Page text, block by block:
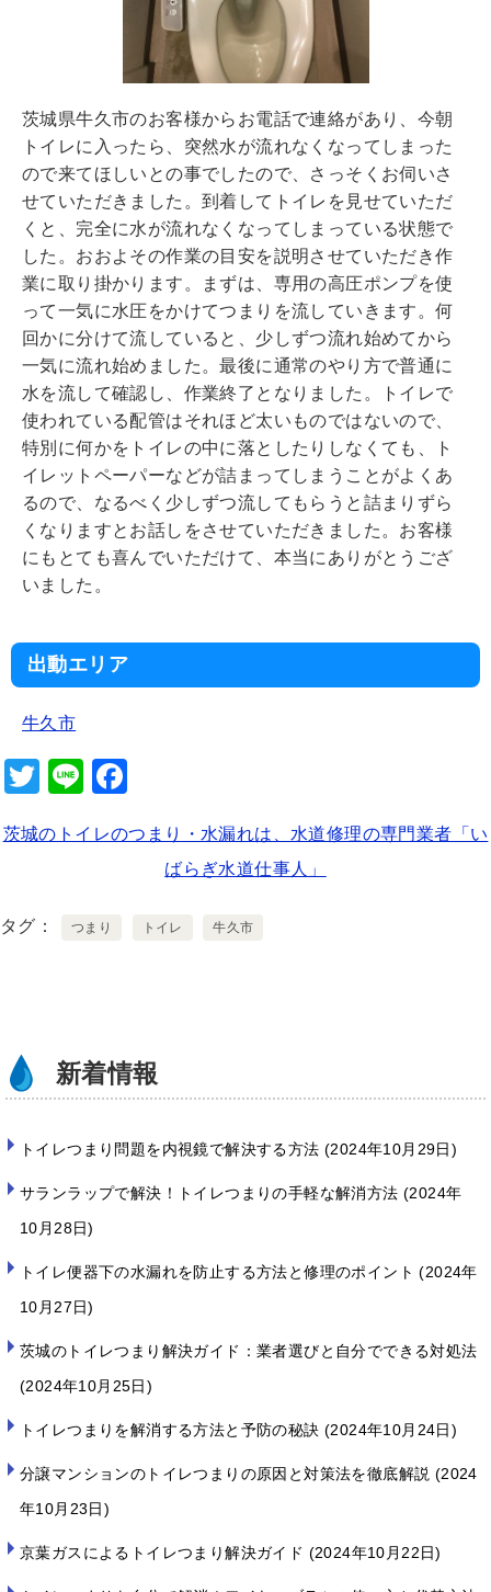
茨城県牛久市のお客様からお電話で連絡があり、今朝
トイレに入ったら、突然水が流れなくなってしまった
ので来てほしいとの事でしたので、さっそくお伺いさ
せていただきました。到着してトイレを見せていただ
くと、完全に水が流れなくなってしまっている状態で
した。おおよその作業の目安を説明させていただき作
業に取り掛かります。まずは、専用の高圧ポンプを使
って一気に水圧をかけてつまりを流していきます。何
回かに分けて流していると、少しずつ流れ始めてから
一気に流れ始めました。最後に通常のやり方で普通に
水を流して確認し、作業終了となりました。トイレで
使われている配管はそれほど太いものではないので、
特別に何かをトイレの中に落としたりしなくても、ト
イレットペーパーなどが詰まってしまうことがよくあ
るので、なるべく少しずつ流してもらうと詰まりずら
くなりますとお話しをさせていただきました。お客様
にもとても喜んでいただけて、本当にありがとうござ
いました。
出動エリア
牛久市
T
tt
Li
e c
b
茨城のトイレのつまり・水漏れは、水道修理の専門業者「い
ばらぎ水道仕事人」
タグ つまり トイレ 牛久市
新着情報
トイレつまり問題を内視鏡で解決する方法 2024年10月29日
サランラップで解決！トイレつまりの手軽な解消方法
2024年
10月28日
トイレ便器下の水漏れを防止する方法と修理のポイント 2024年
10月27日
茨城のトイレつまり解決ガイド：業者選びと自分でできる対処法
2024年10月25日
トイレつまりを解消する方法と予防の秘訣 2024年10月24日
分譲マンションのトイレつまりの原因と対策法を徹底解説
2024
年10月23日
京葉ガスによるトイレつまり解決ガイド 2024年10月22日